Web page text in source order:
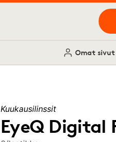
Omat sivut
Kuukausilinssit
EyeQ Digital